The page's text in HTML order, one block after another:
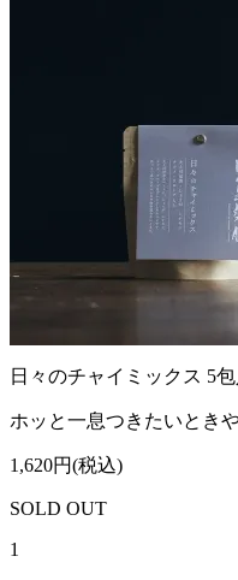
日々のチャイミックス 5包
ホッと一息つきたいとき
1,620円(税込)
SOLD OUT
1